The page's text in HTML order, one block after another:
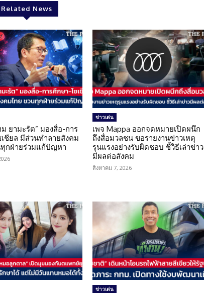
Related News
ยามะรัต” มองสื่อ-การ
ชียล มีส่วนทำลายสังคม
กฝ่ายร่วมแก้ปัญหา
ข่าวเด่น
เพจ Mappa ออกจดหมายเปิดผนึก
ถึงสื่อมวลชน ขอรายงานข่าวเหตุ
รุนแรงอย่างรับผิดชอบ ชี้วิธีเล่าข่าว
มีผลต่อสังคม
สิงหาคม 7, 2026
ข่าวเด่น